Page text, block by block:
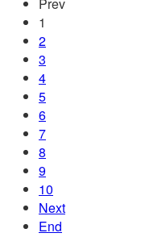
1
2
3
4
5
6
7
8
9
10
Next
End